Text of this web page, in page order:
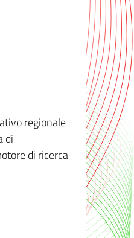
regionale
di
di ricerca